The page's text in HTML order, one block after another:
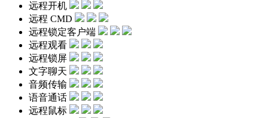
远程开机
远程 CMD
远程锁定客户端
远程观看
远程锁屏
文字聊天
音频传输
语音通话
远程鼠标